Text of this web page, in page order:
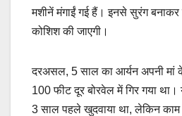
मशीनें मंगाईं गई हैं। इनसे सुरंग
कोशिश की जाएगी।
दरअसल, 5 साल का आर्यन अपनी मां
100 फीट दूर बोरवेल में गिर गया था।
3 साल पहले खुदवाया था, लेकिन काम